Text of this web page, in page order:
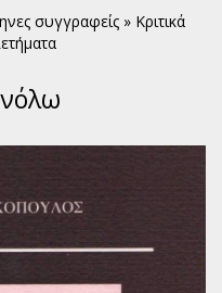
συγγραφείς » Κριτικά